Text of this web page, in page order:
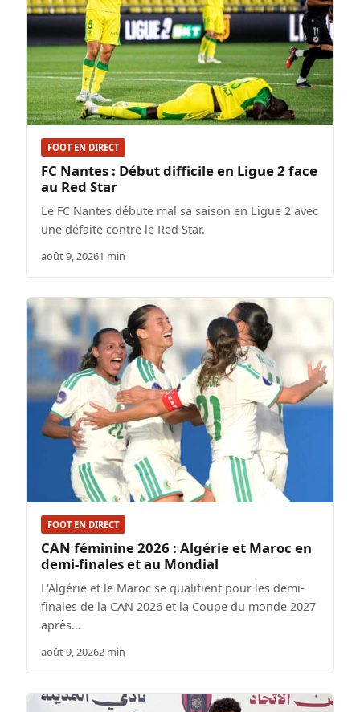
FOOT EN DIRECT
FC Nantes : Début difficile en Ligue 2 face
au Red Star
Le FC Nantes débute mal sa saison en Ligue 2 avec
une défaite contre le Red Star.
août 9, 20261 min
FOOT EN DIRECT
CAN féminine 2026 : Algérie et Maroc en
demi-finales et au Mondial
L'Algérie et le Maroc se qualifient pour les demi-
finales de la CAN 2026 et la Coupe du monde 2027
après…
août 9, 20262 min